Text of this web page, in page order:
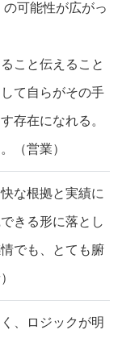
可能性が広がっ
こと伝えること
て自らがその手
存在になれる。
（営業）
な根拠と実績に
きる形に落とし
でも、とても腑
、ロジックが明